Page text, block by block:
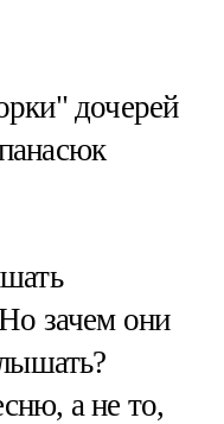
дочерей
зачем они
а не то,